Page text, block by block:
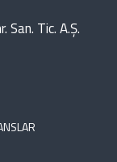
Tic. A.Ş.